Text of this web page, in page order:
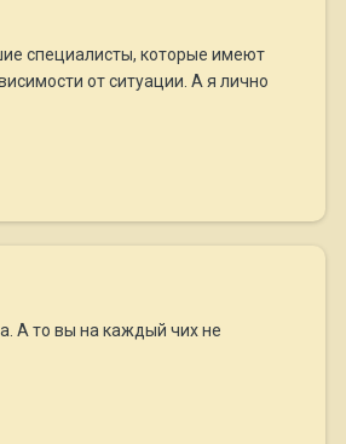
специалисты, которые имеют
от ситуации. А я лично
А то вы на каждый чих не